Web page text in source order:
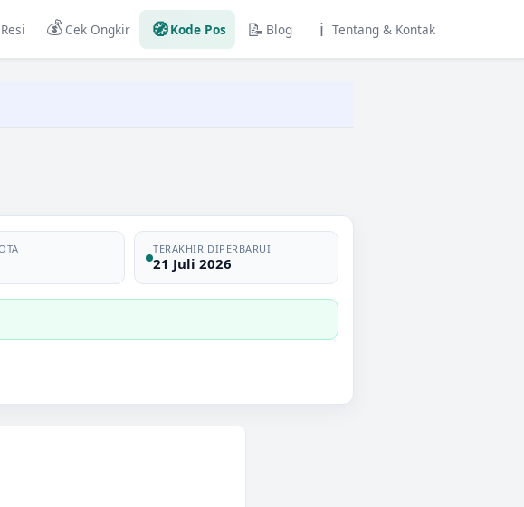
💰 Cek Ongkir 🧭Kode Pos 📝 Blog ℹ️ Tentang & Kontak
TERAKHIR DIPERBARUI
21 Juli 2026